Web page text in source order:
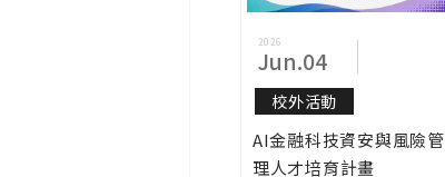
2026
Jun.04
校外活動
AI金融科技資安與風險管
理人才培育計畫